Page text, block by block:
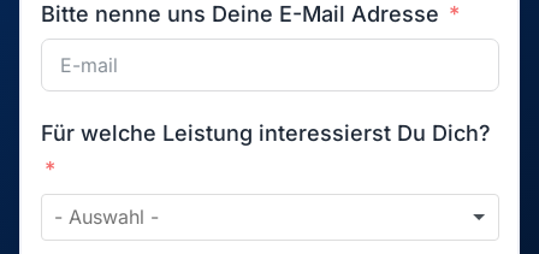
Bitte nenne uns Deine E-Mail Adresse
Für welche Leistung interessierst Du Dich?